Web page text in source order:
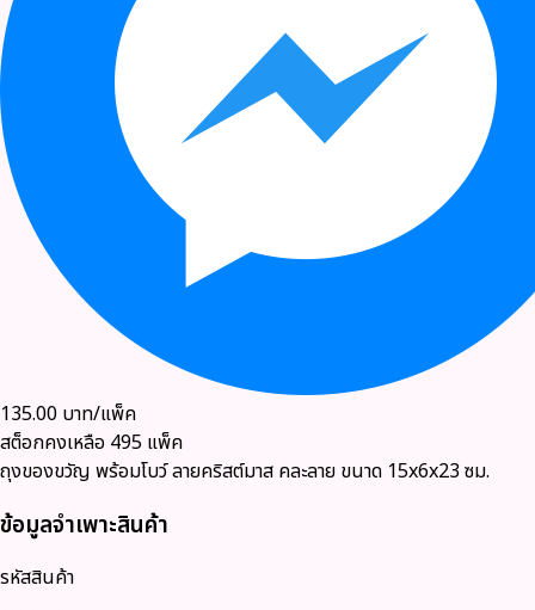
135.00 บาท/แพ็ค
สต็อกคงเหลือ 495 แพ็ค
ถุงของขวัญ พร้อมโบว์ ลายคริสต์มาส คละลาย ขนาด 15x6x23 ซม.
ข้อมูลจำเพาะสินค้า
รหัสสินค้า